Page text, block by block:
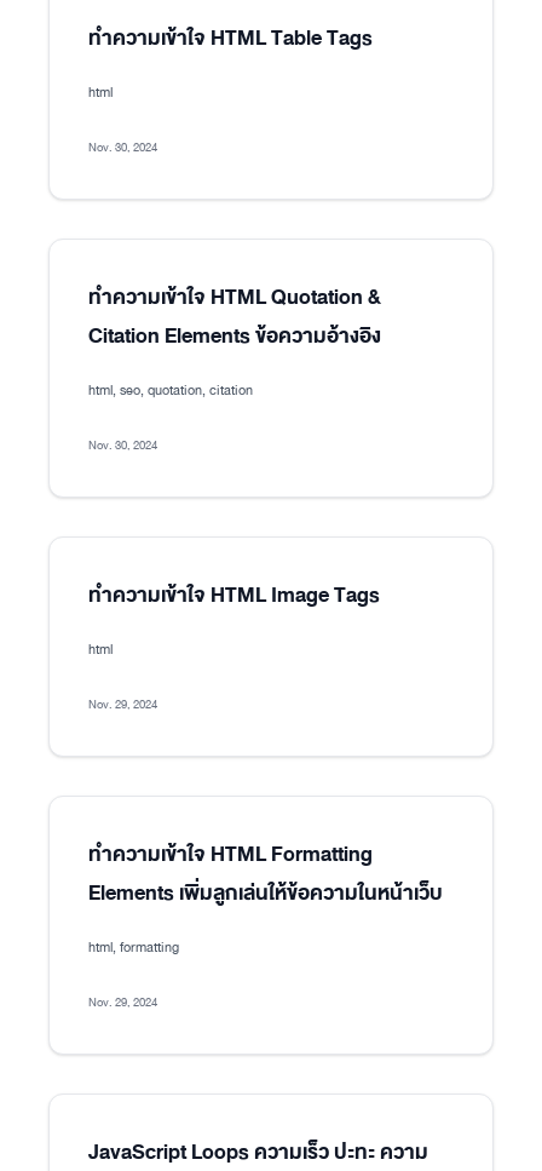
ทำความเข้าใจ HTML Table Tags
html
Nov. 30, 2024
ทำความเข้าใจ HTML Quotation &
Citation Elements ข้อความอ้างอิง
html, seo, quotation, citation
Nov. 30, 2024
ทำความเข้าใจ HTML Image Tags
html
Nov. 29, 2024
ทำความเข้าใจ HTML Formatting
Elements เพิ่มลูกเล่นให้ข้อความในหน้าเว็บ
html, formatting
Nov. 29, 2024
JavaScript Loops ความเร็ว ปะทะ ความ